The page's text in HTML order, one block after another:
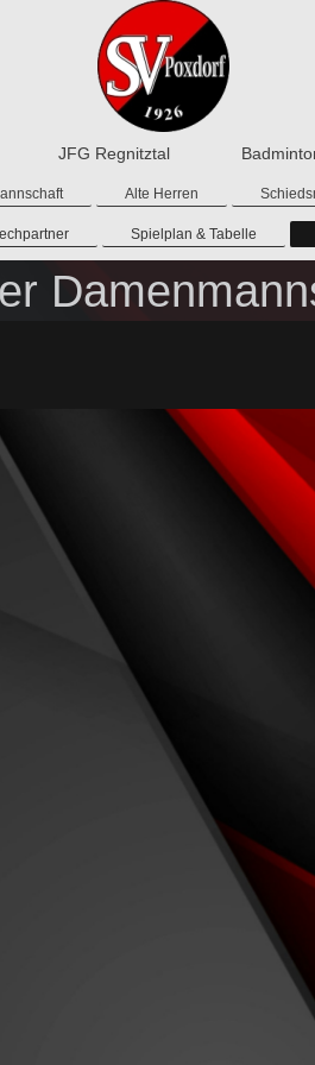
JFG Regnitztal
Alte Herren
Spielplan & Tabelle